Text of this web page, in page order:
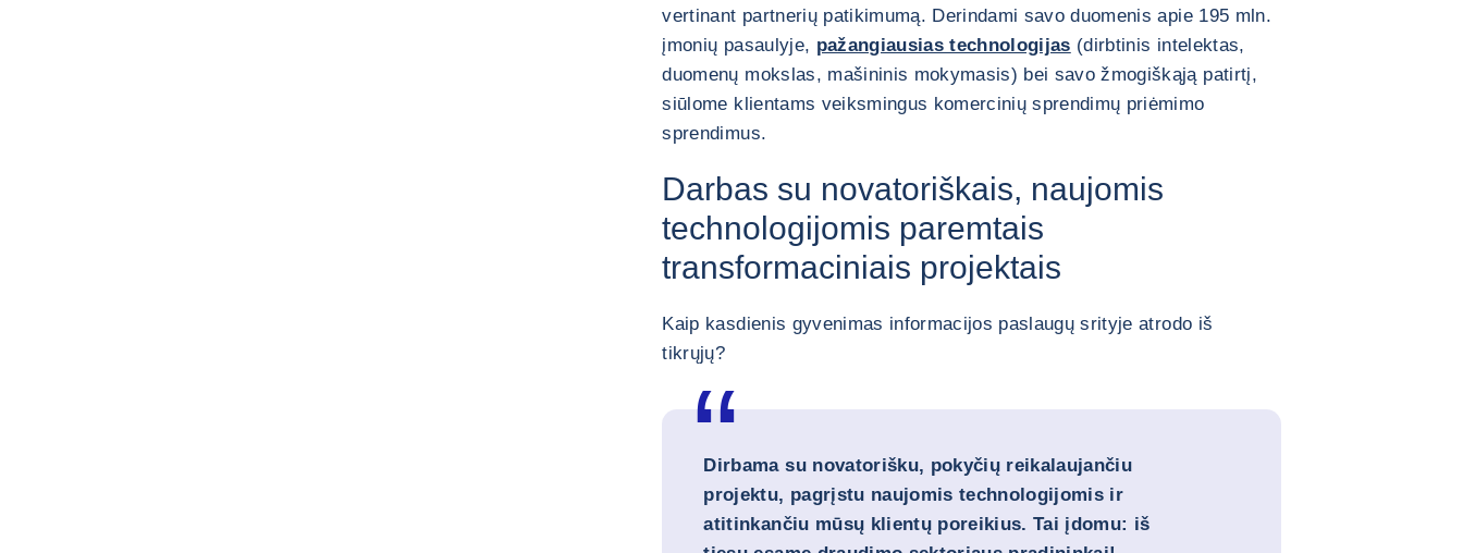
vertinant partnerių patikimumą. Derindami savo duomenis apie 195 mln.
įmonių pasaulyje, pažangiausias technologijas (dirbtinis intelektas,
duomenų mokslas, mašininis mokymasis) bei savo žmogiškąją patirtį,
siūlome klientams veiksmingus komercinių sprendimų priėmimo
sprendimus.
Darbas su novatoriškais, naujomis
technologijomis paremtais
transformaciniais projektais
Kaip kasdienis gyvenimas informacijos paslaugų srityje atrodo iš
tikrųjų?
Dirbama su novatorišku, pokyčių reikalaujančiu
projektu, pagrįstu naujomis technologijomis ir
atitinkančiu mūsų klientų poreikius. Tai įdomu: iš